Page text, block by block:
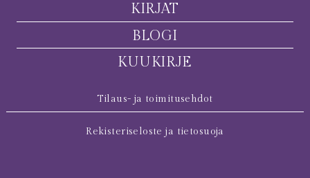
KIRJAT
BLOGI
KUUKIRJE
Tilaus- ja toimitusehdot
Rekisteriseloste ja tietosuoja